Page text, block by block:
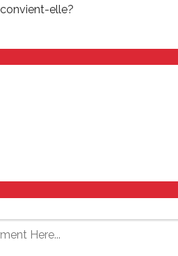
elle?